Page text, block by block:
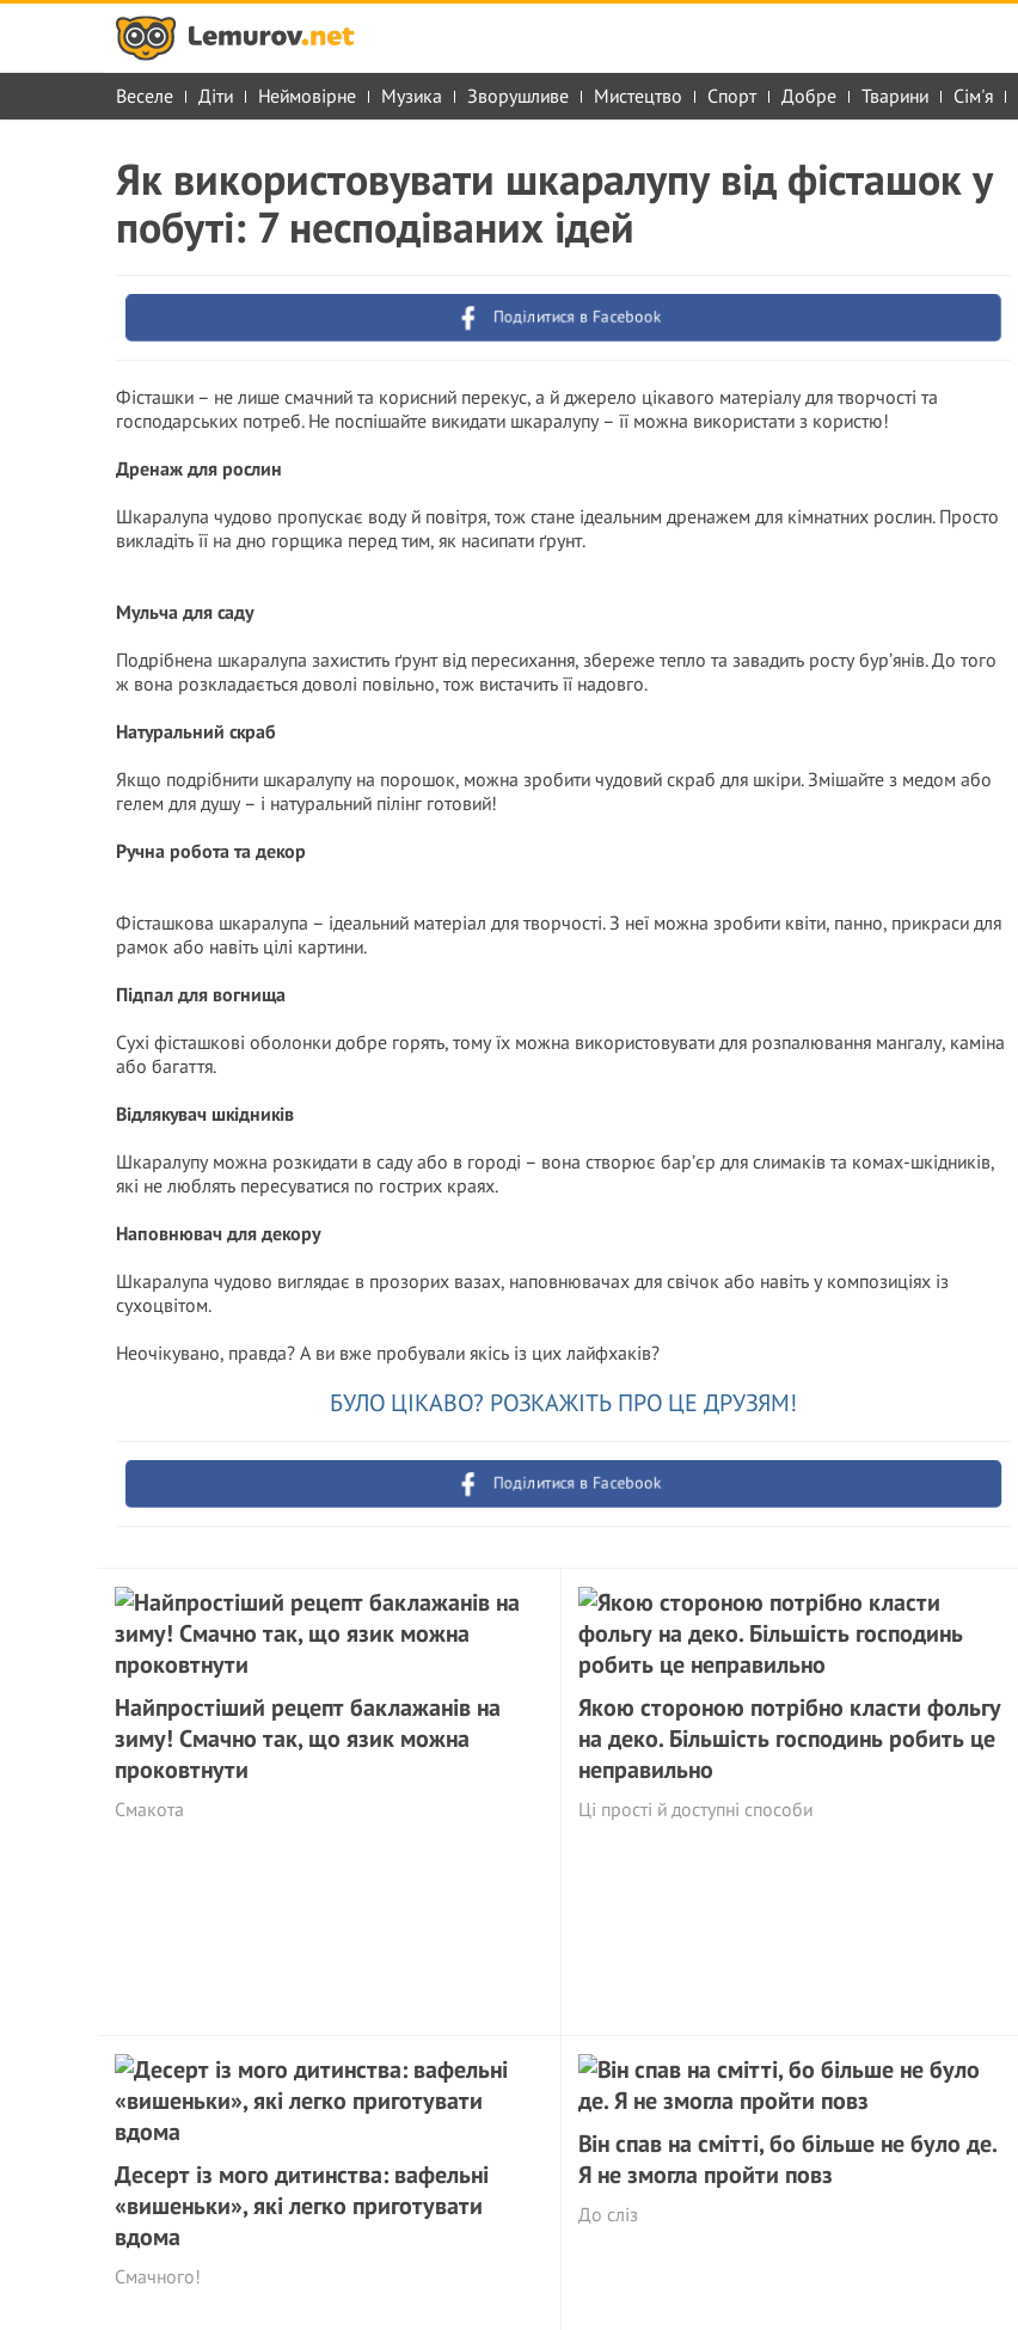
Веселе Діти Неймовірне Музика Зворушливе Мистецтво Спорт Добре Тварини Сім'я
Як використовувати шкаралупу від фісташок у
побуті: 7 несподіваних ідей
Поділитися в Facebook
Фісташки – не лише смачний та корисний перекус, а й джерело цікавого матеріалу для творчості та
господарських потреб. Не поспішайте викидати шкаралупу – її можна використати з користю!
Дренаж для рослин
Шкаралупа чудово пропускає воду й повітря, тож стане ідеальним дренажем для кімнатних рослин. Просто
викладіть її на дно горщика перед тим, як насипати ґрунт.
Мульча для саду
Подрібнена шкаралупа захистить ґрунт від пересихання, збереже тепло та завадить росту бур’янів. До того
ж вона розкладається доволі повільно, тож вистачить її надовго.
Натуральний скраб
Якщо подрібнити шкаралупу на порошок, можна зробити чудовий скраб для шкіри. Змішайте з медом або
гелем для душу – і натуральний пілінг готовий!
Ручна робота та декор
Фісташкова шкаралупа – ідеальний матеріал для творчості. З неї можна зробити квіти, панно, прикраси для
рамок або навіть цілі картини.
Підпал для вогнища
Сухі фісташкові оболонки добре горять, тому їх можна використовувати для розпалювання мангалу, каміна
або багаття.
Відлякувач шкідників
Шкаралупу можна розкидати в саду або в городі – вона створює бар’єр для слимаків та комах-шкідників,
які не люблять пересуватися по гострих краях.
Наповнювач для декору
Шкаралупа чудово виглядає в прозорих вазах, наповнювачах для свічок або навіть у композиціях із
сухоцвітом.
Неочікувано, правда? А ви вже пробували якісь із цих лайфхаків?
БУЛО ЦІКАВО? РОЗКАЖІТЬ ПРО ЦЕ ДРУЗЯМ!
Поділитися в Facebook
Найпростіший рецепт баклажанів на
зиму! Смачно так, що язик можна
проковтнути
Смакота
Якою стороною потрібно класти фольгу
на деко. Більшість господинь робить це
неправильно
Ці прості й доступні способи
Десерт із мого дитинства: вафельні
«вишеньки», які легко приготувати
вдома
Смачного!
Він спав на смітті, бо більше не було де.
Я не змогла пройти повз
До сліз